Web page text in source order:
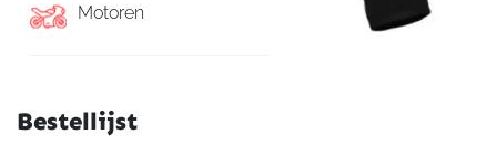
Motoren
Bestellijst